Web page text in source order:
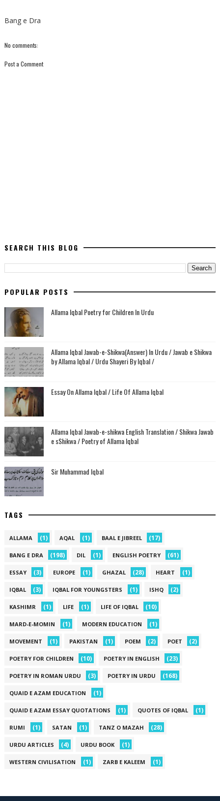
Bang e Dra
No comments:
Post a Comment
SEARCH THIS BLOG
POPULAR POSTS
Allama Iqbal Poetry for Children In Urdu
Allama Iqbal Jawab-e-Shikwa(Answer) In Urdu / Jawab e Shikwa
by Allama Iqbal / Urdu Shayeri By Iqbal /
Essay On Allama Iqbal / Life Of Allama Iqbal
Allama Iqbal Jawab-e-shikwa English Translation / Shikwa Jawab
e sShikwa / Poetry of Allama Iqbal
Sir Muhammad Iqbal
TAGS
ALLAMA (1) AQAL (1) BAAL E JIBREEL (17)
BANG E DRA (198) DIL (1) ENGLISH POETRY (61)
ESSAY (3) EUROPE (1) GHAZAL (28) HEART (1)
IQBAL (3) IQBAL FOR YOUNGSTERS (1) ISHQ (2)
KASHIMR (1) LIFE (1) LIFE OF IQBAL (10)
MARD-E-MOMIN (1) MODERN EDUCATION (1)
MOVEMENT (1) PAKISTAN (1) POEM (2) POET (2)
POETRY FOR CHILDREN (10) POETRY IN ENGLISH (23)
POETRY IN ROMAN URDU (3) POETRY IN URDU (168)
QUAID E AZAM EDUCATION (1)
QUAID E AZAM ESSAY QUOTATIONS (1) QUOTES OF IQBAL (1)
RUMI (1) SATAN (1) TANZ O MAZAH (28)
URDU ARTICLES (4) URDU BOOK (1)
WESTERN CIVILISATION (1) ZARB E KALEEM (1)